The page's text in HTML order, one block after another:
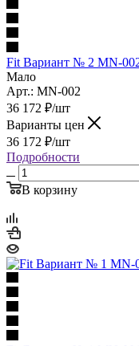
Fit Вариант № 2 MN-
Мало
Арт.: MN-002
36 172 ₽/шт
Варианты цен
36 172 ₽/шт
Подробности
В корзину